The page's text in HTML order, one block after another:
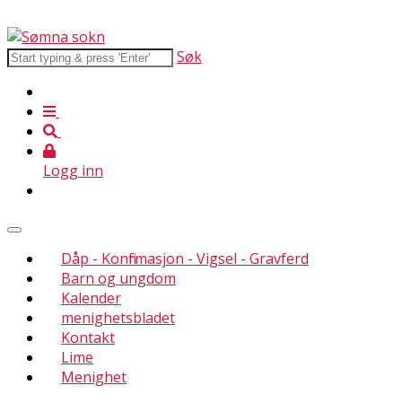
Søk
Logg inn
Dåp - Konfirmasjon - Vigsel - Gravferd
Barn og ungdom
Kalender
menighetsbladet
Kontakt
Lime
Menighet